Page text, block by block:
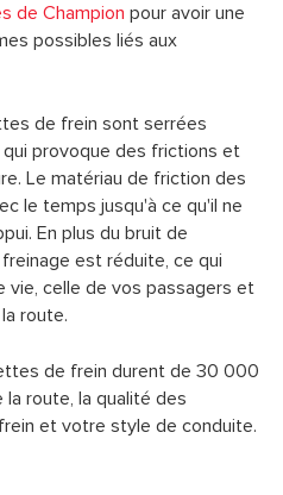
de Champion pour avoir une
possibles liés aux
de frein sont serrées
provoque des frictions et
Le matériau de friction des
le temps jusqu'à ce qu'il ne
En plus du bruit de
est réduite, ce qui
celle de vos passagers et
route.
de frein durent de 30 000
route, la qualité des
et votre style de conduite.